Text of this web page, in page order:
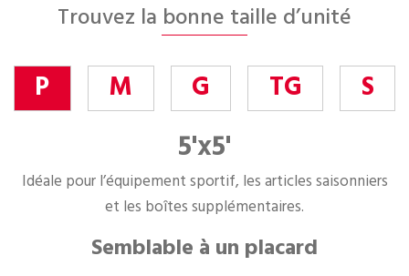
Trouvez la bonne taille d’unité
P M G TG S
5'x5'
Idéale pour l’équipement sportif, les articles saisonniers
et les boîtes supplémentaires.
Semblable à un placard